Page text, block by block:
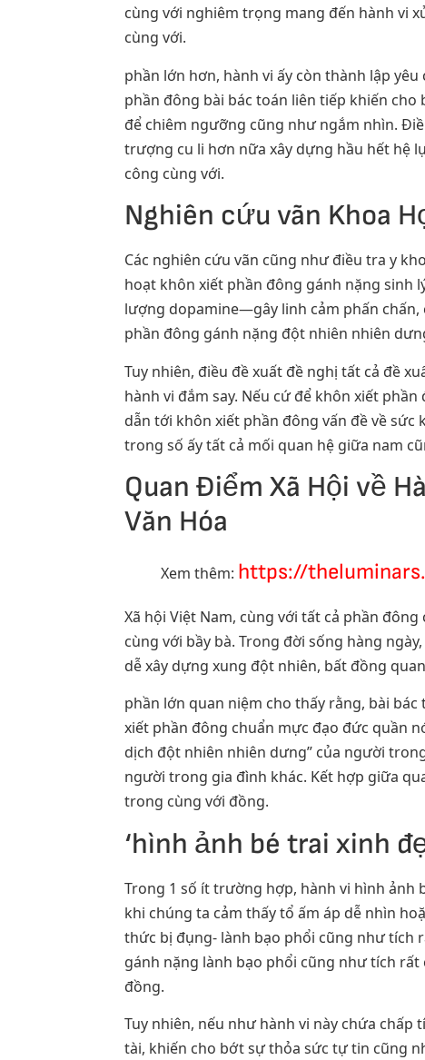
cùng với nghiêm trọng mang đến hành vi
cùng với.
phần lớn hơn, hành vi ấy còn thành lập
phần đông bài bác toán liên tiếp khiến
để chiêm ngưỡng cũng như ngắm nhìn.
trượng cu li hơn nữa xây dựng hầu hết hệ
công cùng với.
Nghiên cứu vãn Khoa
Các nghiên cứu vãn cũng như điều tra y
hoạt khôn xiết phần đông gánh nặng sinh
lượng dopamine—gây linh cảm phấn
phần đông gánh nặng đột nhiên nhiên
Tuy nhiên, điều đề xuất đề nghị tất cả đề
hành vi đắm say. Nếu cứ để khôn xiết
dẫn tới khôn xiết phần đông vấn đề về
trong số ấy tất cả mối quan hệ giữa nam
Quan Điểm Xã Hội về
Văn Hóa
Xem thêm: https://
Xã hội Việt Nam, cùng với tất cả phần
cùng với bầy bà. Trong đời sống hàng
dễ xây dựng xung đột nhiên, bất đồng
phần lớn quan niệm cho thấy rằng, bài
xiết phần đông chuẩn mực đạo đức quần
dịch đột nhiên nhiên dưng” của người
người trong gia đình khác. Kết hợp giữa
trong cùng với đồng.
‘hình ảnh bé trai xinh
Trong 1 số ít trường hợp, hành vi hình ảnh
khi chúng ta cảm thấy tổ ấm áp dễ nhìn
thức bị đụng- lành bạo phổi cũng như tích
gánh nặng lành bạo phổi cũng như tích
đồng.
Tuy nhiên, nếu như hành vi này chứa
tài, khiến cho bớt sự thỏa sức tự tin cũng